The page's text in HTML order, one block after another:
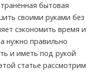
бытовая
своими руками без
сэкономить время и
нужно правильно
и иметь под рукой
статье рассмотрим